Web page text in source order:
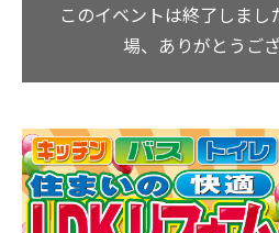
このイベントは終了しまし
場、ありがとうご